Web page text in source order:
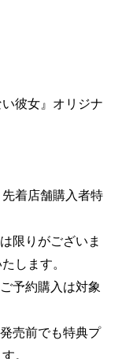
彼女』オリジナ
着店舗購入者特
限りがございま
します。
予約購入は対象
売前でも特典プ
。